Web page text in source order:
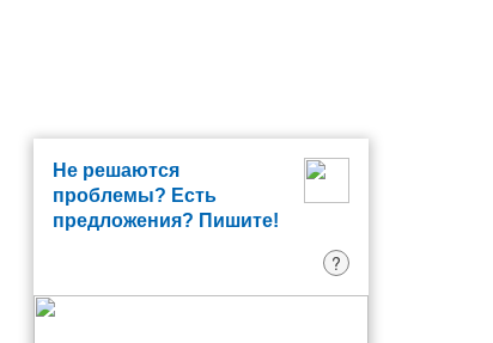
Не решаются
проблемы? Есть
предложения? Пишите!
?